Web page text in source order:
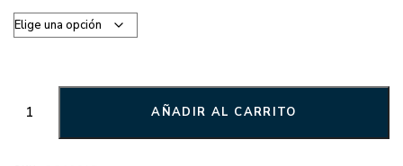
AÑADIR AL CARRITO